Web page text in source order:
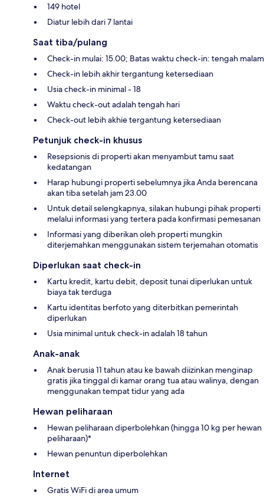
149 hotel
Diatur lebih dari 7 lantai
Saat tiba/pulang
Check-in mulai: 15.00; Batas waktu check-in: tengah malam
Check-in lebih akhir tergantung ketersediaan
Usia check-in minimal - 18
Waktu check-out adalah tengah hari
Check-out lebih akhie tergantung ketersediaan
Petunjuk check-in khusus
Resepsionis di properti akan menyambut tamu saat
kedatangan
Harap hubungi properti sebelumnya jika Anda berencana
akan tiba setelah jam 23.00
Untuk detail selengkapnya, silakan hubungi pihak properti
melalui informasi yang tertera pada konfirmasi pemesanan
Informasi yang diberikan oleh properti mungkin
diterjemahkan menggunakan sistem terjemahan otomatis
Diperlukan saat check-in
Kartu kredit, kartu debit, deposit tunai diperlukan untuk
biaya tak terduga
Kartu identitas berfoto yang diterbitkan pemerintah
diperlukan
Usia minimal untuk check-in adalah 18 tahun
Anak-anak
Anak berusia 11 tahun atau ke bawah diizinkan menginap
gratis jika tinggal di kamar orang tua atau walinya, dengan
menggunakan tempat tidur yang ada
Hewan peliharaan
Hewan peliharaan diperbolehkan (hingga 10 kg per hewan
peliharaan)*
Hewan penuntun diperbolehkan
Internet
Gratis WiFi di area umum